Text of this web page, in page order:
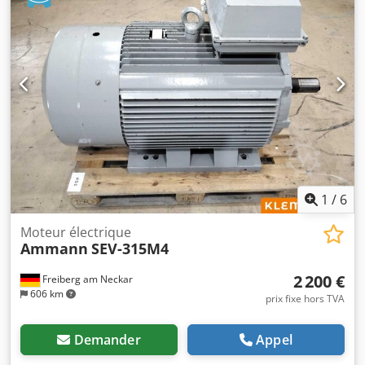
1 / 6
Freiberg am Neckar
606 km
Moteur électrique
Ammann SEV-315M4
2 200 €
prix fixe hors TVA
Demander Appel